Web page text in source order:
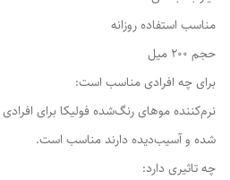
مناسب استفاده روزانه
حجم 200 میل
برای چه افرادی مناسب است:
نرم‌كننده موهای رنگ‌شده فولیکا برای
شده و آسیب‌دیده دارند مناسب است.
چه تاثیری دارد: